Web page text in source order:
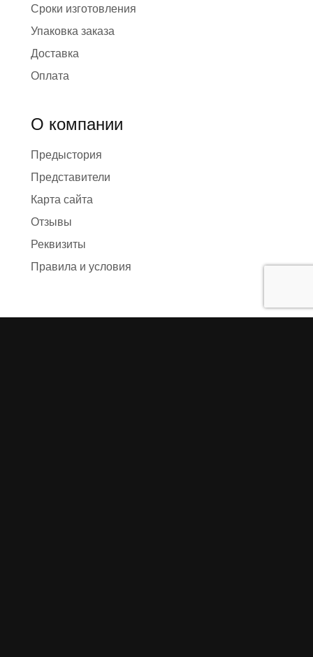
Сроки изготовления
Упаковка заказа
Доставка
Оплата
О компании
Предыстория
Представители
Карта сайта
Отзывы
Реквизиты
Правила и условия